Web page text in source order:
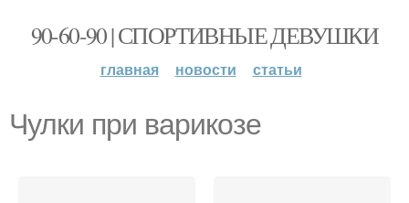
90-60-90 | СПОРТИВНЫЕ ДЕВУШКИ
главная новости статьи
Чулки при варикозе